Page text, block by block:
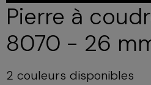
Pierre à
8070 - 26
2 couleurs disponibles